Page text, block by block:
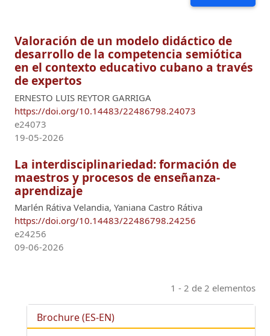
Valoración de un modelo didáctico de
desarrollo de la competencia semiótica
en el contexto educativo cubano a través
de expertos
ERNESTO LUIS REYTOR GARRIGA
https://doi.org/10.14483/22486798.24073
e24073
19-05-2026
La interdisciplinariedad: formación de
maestros y procesos de enseñanza-
aprendizaje
Marlén Rátiva Velandia, Yaniana Castro Rátiva
https://doi.org/10.14483/22486798.24256
e24256
09-06-2026
1 - 2 de 2 elementos
Brochure (ES-EN)